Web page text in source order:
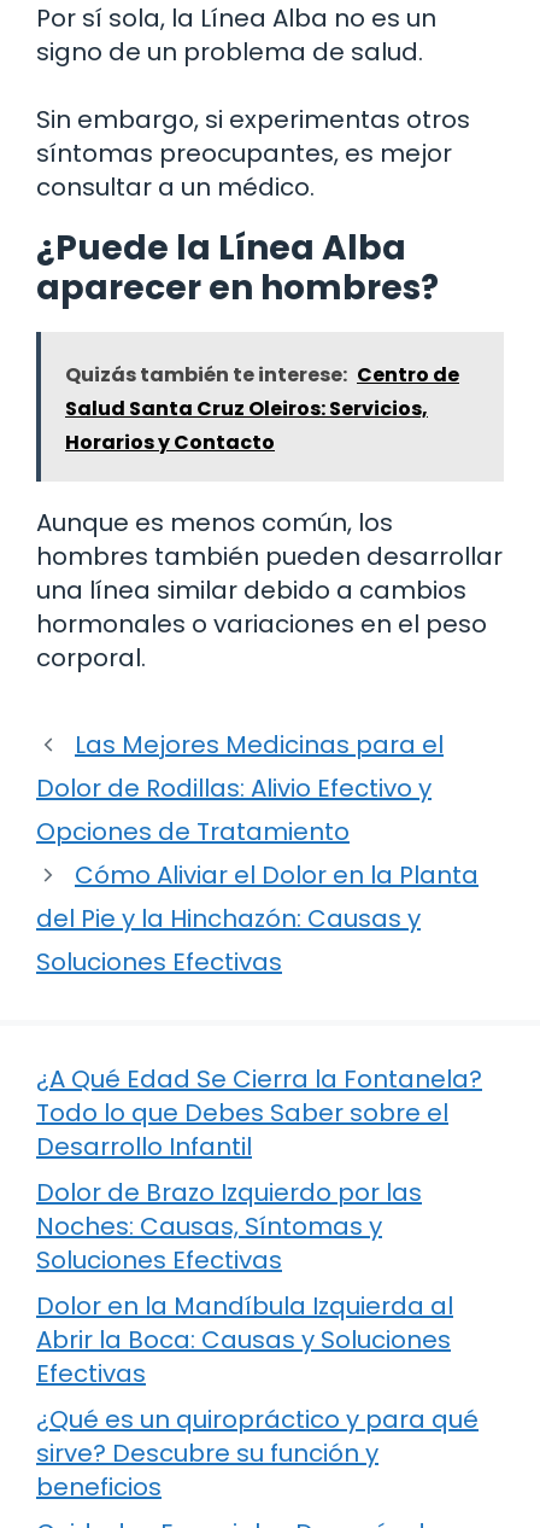
Por sí sola, la Línea Alba no es un
signo de un problema de salud.
Sin embargo, si experimentas otros
síntomas preocupantes, es mejor
consultar a un médico.
¿Puede la Línea Alba
aparecer en hombres?
Quizás también te interese: Centro de
Salud Santa Cruz Oleiros: Servicios,
Horarios y Contacto
Aunque es menos común, los
hombres también pueden desarrollar
una línea similar debido a cambios
hormonales o variaciones en el peso
corporal.
Las Mejores Medicinas para el
Dolor de Rodillas: Alivio Efectivo y
Opciones de Tratamiento
Cómo Aliviar el Dolor en la Planta
del Pie y la Hinchazón: Causas y
Soluciones Efectivas
¿A Qué Edad Se Cierra la Fontanela?
Todo lo que Debes Saber sobre el
Desarrollo Infantil
Dolor de Brazo Izquierdo por las
Noches: Causas, Síntomas y
Soluciones Efectivas
Dolor en la Mandíbula Izquierda al
Abrir la Boca: Causas y Soluciones
Efectivas
¿Qué es un quiropráctico y para qué
sirve? Descubre su función y
beneficios